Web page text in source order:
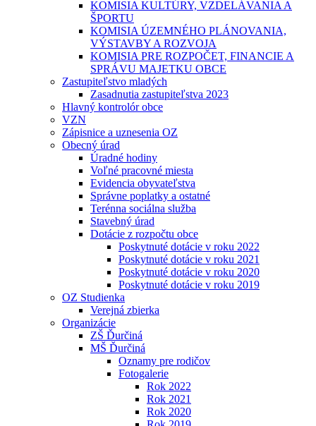
KOMISIA KULTÚRY, VZDELÁVANIA A
ŠPORTU
KOMISIA ÚZEMNÉHO PLÁNOVANIA,
VÝSTAVBY A ROZVOJA
KOMISIA PRE ROZPOČET, FINANCIE A
SPRÁVU MAJETKU OBCE
Zastupiteľstvo mladých
Zasadnutia zastupiteľstva 2023
Hlavný kontrolór obce
VZN
Zápisnice a uznesenia OZ
Obecný úrad
Úradné hodiny
Voľné pracovné miesta
Evidencia obyvateľstva
Správne poplatky a ostatné
Terénna sociálna služba
Stavebný úrad
Dotácie z rozpočtu obce
Poskytnuté dotácie v roku 2022
Poskytnuté dotácie v roku 2021
Poskytnuté dotácie v roku 2020
Poskytnuté dotácie v roku 2019
OZ Studienka
Verejná zbierka
Organizácie
ZŠ Ďurčiná
MŠ Ďurčiná
Oznamy pre rodičov
Fotogalerie
Rok 2022
Rok 2021
Rok 2020